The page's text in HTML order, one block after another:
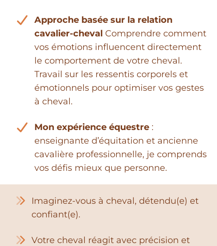
Approche basée sur la relation
cavalier-cheval Comprendre comment
vos émotions influencent directement
le comportement de votre cheval.
Travail sur les ressentis corporels et
émotionnels pour optimiser vos gestes
à cheval.
Mon expérience équestre :
enseignante d’équitation et ancienne
cavalière professionnelle, je comprends
vos défis mieux que personne.
Imaginez-vous à cheval, détendu(e) et
confiant(e).
Votre cheval réagit avec précision et